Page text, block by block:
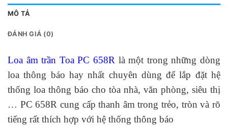
MÔ TẢ
ĐÁNH GIÁ (0)
Loa âm trần Toa PC 658R là một trong những dòng
loa thông báo hay nhất chuyên dùng để lắp đặt hệ
thống loa thông báo cho tòa nhà, văn phòng, siêu thị
… PC 658R cung cấp thanh âm trong trẻo, tròn và rõ
tiếng rất thích hợp với hệ thống thông báo